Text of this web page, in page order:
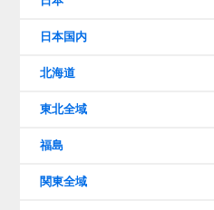
日本国内
北海道
東北全域
福島
関東全域